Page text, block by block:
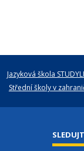
Jazyková škola
Střední školy v